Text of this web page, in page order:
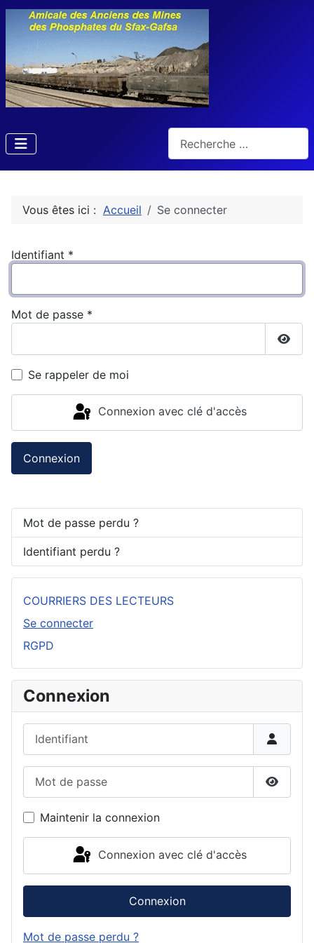
COURRIERS DES LECTEURS
Se connecter
RGPD
Connexion
Maintenir la connexion
Connexion avec clé d'accès
Connexion
Mot de passe perdu ?
Vous êtes ici : Accueil Se connecter
Identifiant *
Mot de passe *
Se rappeler de moi
Connexion avec clé d'accès
Connexion
Mot de passe perdu ?
Identifiant perdu ?